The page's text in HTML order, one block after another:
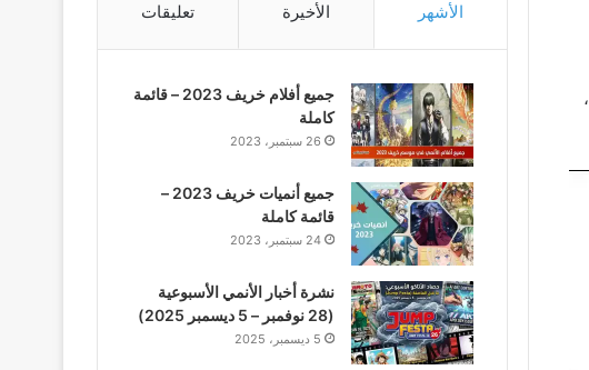
أهلاً بكم زوار شبكة أخبار الأنمي الكرام في هذا الموضوع الجديد حول موعد صدور انمي Bleach الجزء الثاني 2022،
الأشهر الأخيرة تعليقات
جميع أفلام خريف 2023 – قائمة
كاملة
26 سبتمبر، 2023
جميع أنميات خريف 2023 –
قائمة كاملة
24 سبتمبر، 2023
نشرة أخبار الأنمي الأسبوعية
(28 نوفمبر – 5 ديسمبر 2025)
5 ديسمبر، 2025